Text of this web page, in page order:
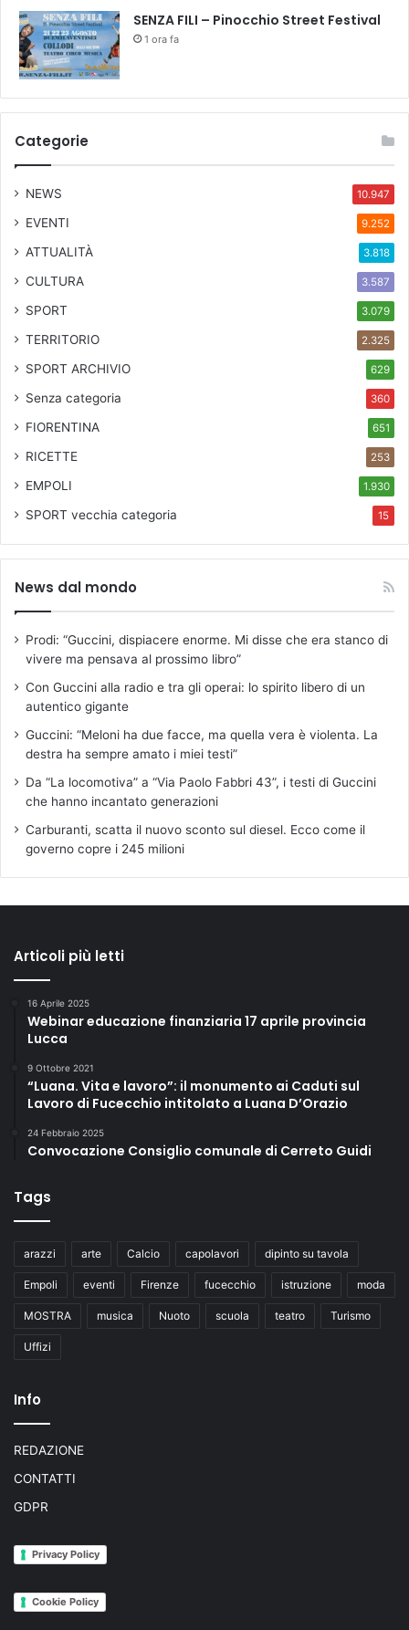
SENZA FILI – Pinocchio Street Festival
1 ora fa
Categorie
NEWS 10.947
EVENTI 9.252
ATTUALITÀ 3.818
CULTURA 3.587
SPORT 3.079
TERRITORIO 2.325
SPORT ARCHIVIO 629
Senza categoria 360
FIORENTINA 651
RICETTE 253
EMPOLI 1.930
SPORT vecchia categoria 15
News dal mondo
Prodi: “Guccini, dispiacere enorme. Mi disse che era stanco di
vivere ma pensava al prossimo libro”
Con Guccini alla radio e tra gli operai: lo spirito libero di un
autentico gigante
Guccini: “Meloni ha due facce, ma quella vera è violenta. La
destra ha sempre amato i miei testi”
Da “La locomotiva” a “Via Paolo Fabbri 43”, i testi di Guccini
che hanno incantato generazioni
Carburanti, scatta il nuovo sconto sul diesel. Ecco come il
governo copre i 245 milioni
Articoli più letti
16 Aprile 2025
Webinar educazione finanziaria 17 aprile provincia
Lucca
9 Ottobre 2021
“Luana. Vita e lavoro”: il monumento ai Caduti sul
Lavoro di Fucecchio intitolato a Luana D’Orazio
24 Febbraio 2025
Convocazione Consiglio comunale di Cerreto Guidi
Tags
arazzi arte Calcio capolavori dipinto su tavola
Empoli eventi Firenze fucecchio istruzione moda
MOSTRA musica Nuoto scuola teatro Turismo
Uffizi
Info
REDAZIONE
CONTATTI
GDPR
Privacy Policy
Cookie Policy